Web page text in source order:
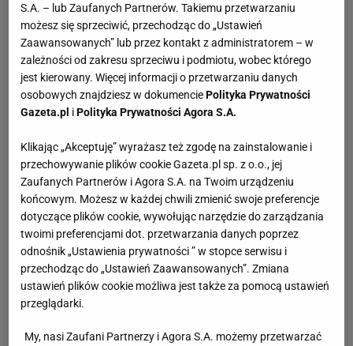
S.A. – lub Zaufanych Partnerów. Takiemu przetwarzaniu
możesz się sprzeciwić, przechodząc do „Ustawień
Zaawansowanych” lub przez kontakt z administratorem – w
zależności od zakresu sprzeciwu i podmiotu, wobec którego
jest kierowany. Więcej informacji o przetwarzaniu danych
osobowych znajdziesz w dokumenciePolityka Prywatności
Gazeta.pl iPolityka Prywatności Agora S.A.
Klikając „Akceptuję” wyrażasz też zgodę na zainstalowanie i
przechowywanie plików cookie Gazeta.pl sp. z o.o., jej
Zaufanych Partnerów i Agora S.A. na Twoim urządzeniu
końcowym. Możesz w każdej chwili zmienić swoje preferencje
dotyczące plików cookie, wywołując narzędzie do zarządzania
twoimi preferencjami dot. przetwarzania danych poprzez
odnośnik „Ustawienia prywatności ” w stopce serwisu i
przechodząc do „Ustawień Zaawansowanych”. Zmiana
ustawień plików cookie możliwa jest także za pomocą ustawień
przeglądarki.
My, nasi Zaufani Partnerzy i Agora S.A. możemy przetwarzać